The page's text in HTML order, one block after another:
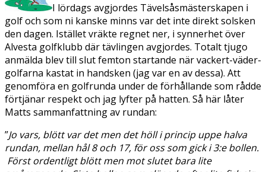
I lördags avgjordes Tävelsåsmästerskapen i
golf och som ni kanske minns var det inte direkt solsken
den dagen. Istället vräkte regnet ner, i synnerhet över
Alvesta golfklubb där tävlingen avgjordes. Totalt tjugo
anmälda blev till slut femton startande när vackert-väder-
golfarna kastat in handsken (jag var en av dessa). Att
genomföra en golfrunda under de förhållande som rådde
förtjänar respekt och jag lyfter på hatten. Så här låter
Matts sammanfattning av rundan:
”Jo vars, blött var det men det höll i princip uppe halva
rundan, mellan hål 8 och 17, för oss som gick i 3:e bollen.
Först ordentligt blött men mot slutet bara lite